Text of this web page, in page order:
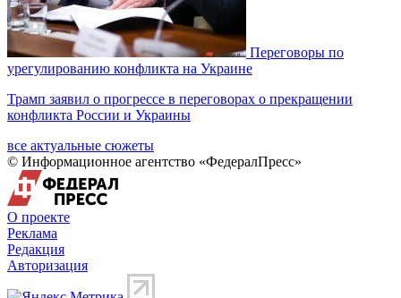
Переговоры по
урегулированию конфликта на Украине
Трамп заявил о прогрессе в переговорах о прекращении
конфликта России и Украины
все актуальные сюжеты
© Информационное агентство «ФедералПресс»
О проекте
Реклама
Редакция
Авторизация